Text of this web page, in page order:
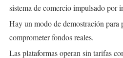
sistema de comercio impulsado por
Hay un modo de demostración para
comprometer fondos reales.
Las plataformas operan sin tarifas